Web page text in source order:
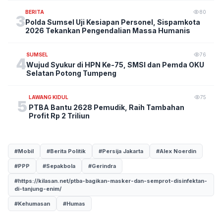
3
BERITA 80
Polda Sumsel Uji Kesiapan Personel, Sispamkota
2026 Tekankan Pengendalian Massa Humanis
4
SUMSEL 76
Wujud Syukur di HPN Ke-75, SMSI dan Pemda OKU
Selatan Potong Tumpeng
5
LAWANG KIDUL 75
PTBA Bantu 2628 Pemudik, Raih Tambahan
Profit Rp 2 Triliun
#Mobil #Berita Politik #Persija Jakarta #Alex Noerdin
#PPP #Sepakbola #Gerindra
#https://kilasan.net/ptba-bagikan-masker-dan-semprot-disinfektan-
di-tanjung-enim/
#Kehumasan #Humas